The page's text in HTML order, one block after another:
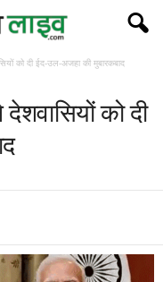
को दी ईद-उल-अजहा की मुबारकबाद
देशवासियों को दी